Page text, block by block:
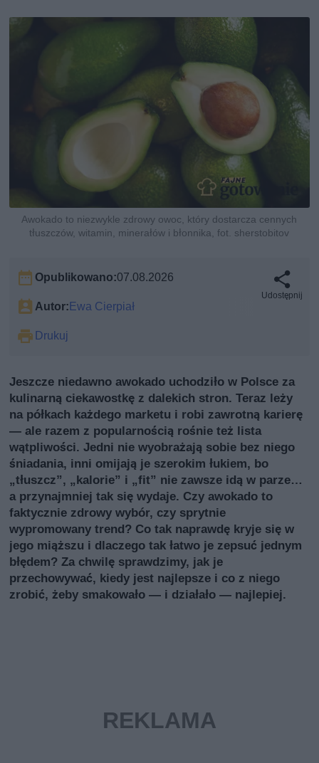
Awokado to niezwykle zdrowy owoc, który dostarcza cennych
tłuszczów, witamin, minerałów i błonnika, fot. sherstobitov
Opublikowano:07.08.2026
Autor:Ewa Cierpiał
Drukuj
Udostępnij
Jeszcze niedawno awokado uchodziło w Polsce za
kulinarną ciekawostkę z dalekich stron. Teraz leży
na półkach każdego marketu i robi zawrotną karierę
— ale razem z popularnością rośnie też lista
wątpliwości. Jedni nie wyobrażają sobie bez niego
śniadania, inni omijają je szerokim łukiem, bo
„tłuszcz”, „kalorie” i „fit” nie zawsze idą w parze…
a przynajmniej tak się wydaje. Czy awokado to
faktycznie zdrowy wybór, czy sprytnie
wypromowany trend? Co tak naprawdę kryje się w
jego miąższu i dlaczego tak łatwo je zepsuć jednym
błędem? Za chwilę sprawdzimy, jak je
przechowywać, kiedy jest najlepsze i co z niego
zrobić, żeby smakowało — i działało — najlepiej.